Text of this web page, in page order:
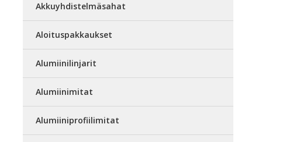
Akkuyhdistelmäsahat
Aloituspakkaukset
Alumiinilinjarit
Alumiinimitat
Alumiiniprofiilimitat